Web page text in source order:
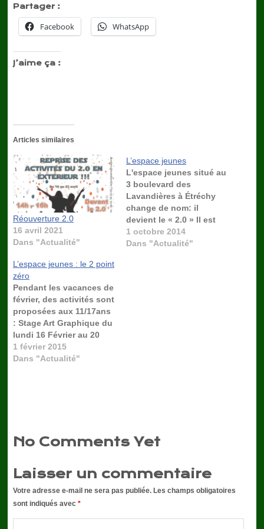
Partager :
Facebook WhatsApp
J’aime ça :
Articles similaires
Réouverture 2.0
16 avril 2021
Dans "Actualité"
L’espace jeunes
L'espace jeunes situé au
3 boulevard des
Lavandières à Étréchy
change de nom: il
devient le « 2.0 » Il est
ouvert à tous les jeunes
de l’intercommunalité
1 octobre 2014
Dans "Actualité"
L’espace jeunes : le 2 point
zéro
Pendant les vacances de
février, des activités sont
proposées aux 11/17ans
: Stage Art Graphique du
lundi 16 Février au 20
Février 2015 de 9h30 à
16h30 rdv au 2.0
1 février 2015
Dans "Actualité"
No Comments Yet
Laisser un commentaire
Votre adresse e-mail ne sera pas publiée. Les champs obligatoires
sont indiqués avec *